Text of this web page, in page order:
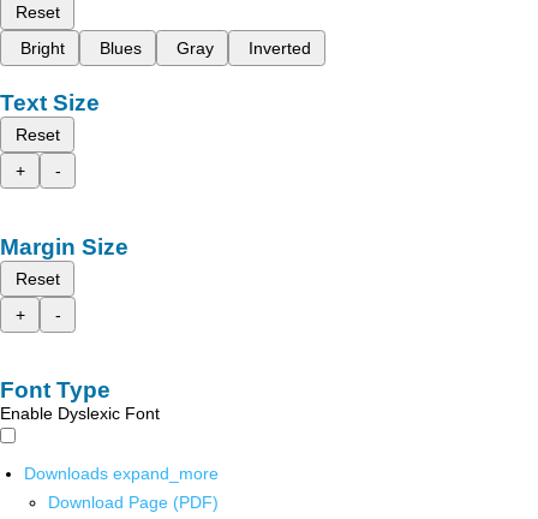
Reset
Bright
Blues Gray Inverted
Text Size
Reset
+
-
Margin Size
Reset
+
-
Font Type
Enable Dyslexic Font
Downloads expand_more
Download Page (PDF)